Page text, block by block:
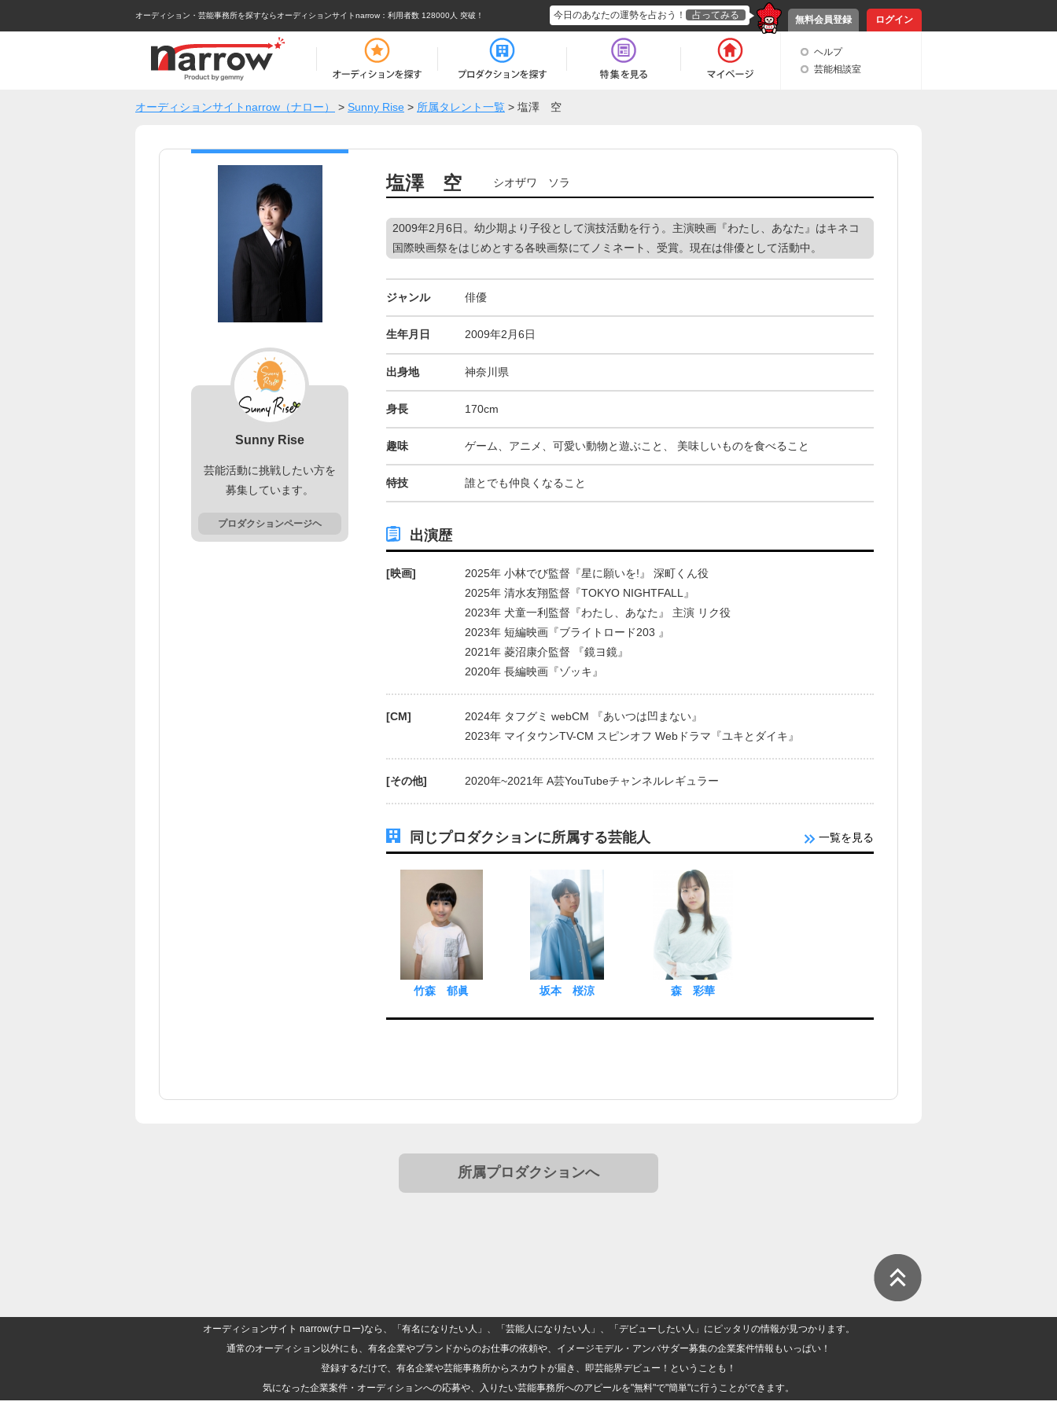
オーディション・芸能事務所を探すならオーディションサイトnarrow ：利用者数 128000人 突破！ 無料会員登録 ログイン
今日のあなたの運勢を占おう！ 占ってみる
ヘルプ
芸能相談室
オーディションサイトnarrow（ナロー） > Sunny Rise > 所属タレント一覧 > 塩澤 空
Sunny Rise
芸能活動に挑戦したい方を
募集しています。
プロダクションページヘ
塩澤 空 シオザワ ソラ
2009年2月6日。幼少期より子役として演技活動を行う。主演映画『わたし、あなた』はキネコ
国際映画祭をはじめとする各映画祭にてノミネート、受賞。現在は俳優として活動中。
ジャンル 俳優
生年月日 2009年2月6日
出身地 神奈川県
身長 170cm
趣味 ゲーム、アニメ、可愛い動物と遊ぶこと、 美味しいものを食べること
特技 誰とでも仲良くなること
出演歴
[映画]
2025年 小林でび監督『星に願いを!』 深町くん役
2025年 清水友翔監督『TOKYO NIGHTFALL』
2023年 犬童一利監督『わたし、あなた』 主演 リク役
2023年 短編映画『ブライトロード203 』
2021年 菱沼康介監督 『鏡ヨ鏡』
2020年 長編映画『ゾッキ』
[CM]
2024年 タフグミ webCM 『あいつは凹まない』
2023年 マイタウンTV-CM スピンオフ Webドラマ『ユキとダイキ』
[その他] 2020年~2021年 A芸YouTubeチャンネルレギュラー
同じプロダクションに所属する芸能人 一覧を見る
竹森 郁眞 坂本 桜涼 森 彩華
所属プロダクションへ
オーディションサイト narrow(ナロー)なら、「有名になりたい人」、「芸能人になりたい人」、「デビューしたい人」にピッタリの情報が見つかります。
通常のオーディション以外にも、有名企業やブランドからのお仕事の依頼や、イメージモデル・アンバサダー募集の企業案件情報もいっぱい！
登録するだけで、有名企業や芸能事務所からスカウトが届き、即芸能界デビュー！ということも！
気になった企業案件・オーディションへの応募や、入りたい芸能事務所へのアピールを"無料"で"簡単"に行うことができます。